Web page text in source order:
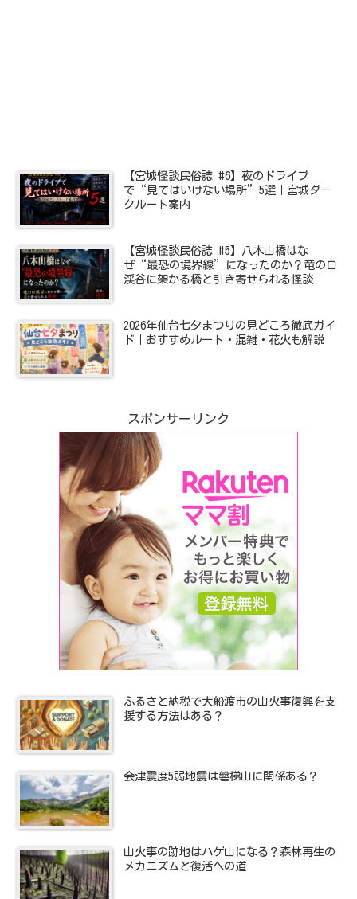
【宮城怪談民俗誌 #6】夜のドライブ
で“見てはいけない場所”5選｜宮城ダー
クルート案内
【宮城怪談民俗誌 #5】八木山橋はな
ぜ“最恐の境界線”になったのか？竜の口
渓谷に架かる橋と引き寄せられる怪談
2026年仙台七夕まつりの見どころ徹底ガイ
ド｜おすすめルート・混雑・花火も解説
スポンサーリンク
ふるさと納税で大船渡市の山火事復興を支
援する方法はある？
会津震度5弱地震は磐梯山に関係ある？
山火事の跡地はハゲ山になる？森林再生の
メカニズムと復活への道